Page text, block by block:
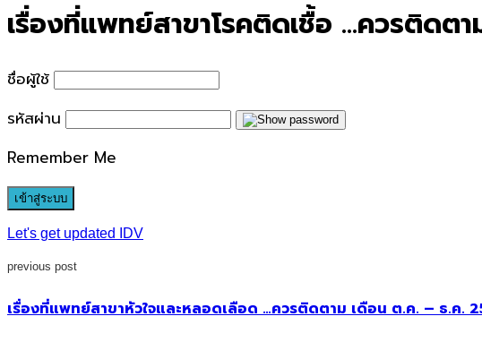
เรื่องที่แพทย์สาขาโรคติดเชื้อ …ควรติดต
ชื่อผู้ใช้
รหัสผ่าน
Remember Me
Let's get updated IDV
previous post
เรื่องที่แพทย์สาขาหัวใจและหลอดเลือด …ควรติดตาม เดือน ต.ค. – ธ.ค.